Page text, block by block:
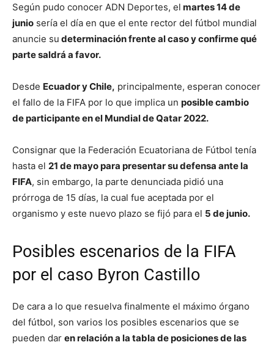
Según pudo conocer ADN Deportes, el martes 14 de
junio sería el día en que el ente rector del fútbol mundial
anuncie su determinación frente al caso y confirme qué
parte saldrá a favor.
Desde Ecuador y Chile, principalmente, esperan conocer
el fallo de la FIFA por lo que implica un posible cambio
de participante en el Mundial de Qatar 2022.
Consignar que la Federación Ecuatoriana de Fútbol tenía
hasta el 21 de mayo para presentar su defensa ante la
FIFA, sin embargo, la parte denunciada pidió una
prórroga de 15 días, la cual fue aceptada por el
organismo y este nuevo plazo se fijó para el 5 de junio.
Posibles escenarios de la FIFA
por el caso Byron Castillo
De cara a lo que resuelva finalmente el máximo órgano
del fútbol, son varios los posibles escenarios que se
pueden dar en relación a la tabla de posiciones de las